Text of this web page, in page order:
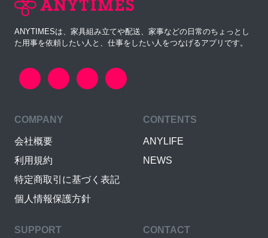
ANYTIMESは、家具組み立てや配送、家事などの日常のちょっとし
た用事を依頼したい人と、仕事をしたい人をつなげるアプリです。
COMPANY
会社概要
利用規約
特定商取引に基づく表記
個人情報保護方針
CONTENTS
ANYLIFE
NEWS
SUPPORT CONTACT